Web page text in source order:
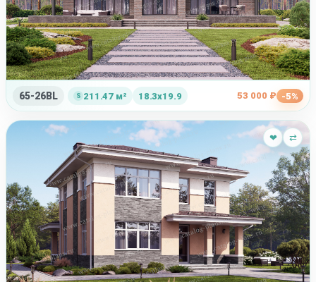
65-26BL 211.47 м² 18.3x19.9 53 000 ₽ -5%
❤ ⇄